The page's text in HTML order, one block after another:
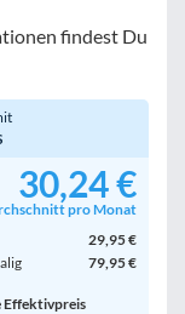
findest Du
30,24 €
pro Monat
29,95 €
79,95 €
Effektivpreis